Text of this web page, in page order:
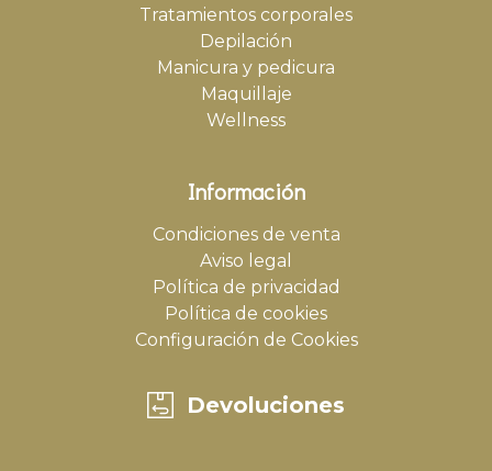
Tratamientos corporales
Depilación
Manicura y pedicura
Maquillaje
Wellness
Información
Condiciones de venta
Aviso legal
Política de privacidad
Política de cookies
Configuración de Cookies
Devoluciones